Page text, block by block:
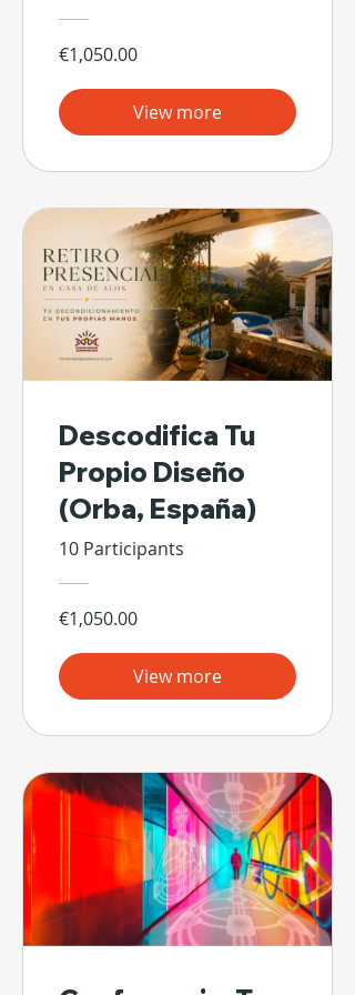
€1,050.00
View more
Descodifica Tu
Propio Diseño
(Orba, España)
10 Participants
€1,050.00
View more